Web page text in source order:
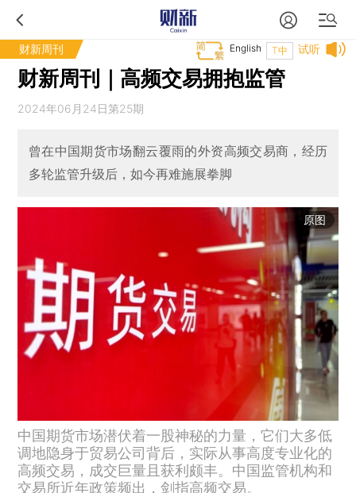
财新周刊 试听
T中
English
财新周刊｜高频交易拥抱监管
2024年06月24日第25期
曾在中国期货市场翻云覆雨的外资高频交易商，经历
多轮监管升级后，如今再难施展拳脚
原图
中国期货市场潜伏着一股神秘的力量，它们大多低
调地隐身于贸易公司背后，实际从事高度专业化的
高频交易，成交巨量且获利颇丰。中国监管机构和
交易所近年政策频出，剑指高频交易。